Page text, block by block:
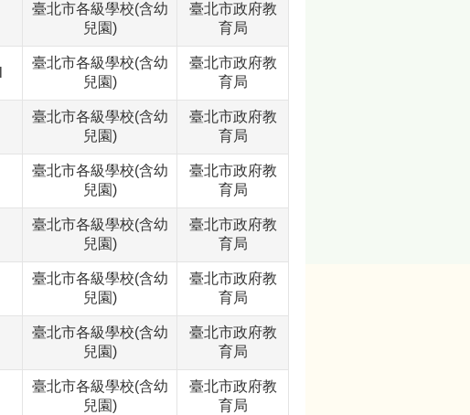
臺北市各級學校(含幼
兒園)
臺北市政府教
育局
臺北市各級學校(含幼
兒園)
臺北市政府教
育局
臺北市各級學校(含幼
兒園)
臺北市政府教
育局
臺北市各級學校(含幼
兒園)
臺北市政府教
育局
臺北市各級學校(含幼
兒園)
臺北市政府教
育局
臺北市各級學校(含幼
兒園)
臺北市政府教
育局
臺北市各級學校(含幼
兒園)
臺北市政府教
育局
臺北市各級學校(含幼
兒園)
臺北市政府教
育局